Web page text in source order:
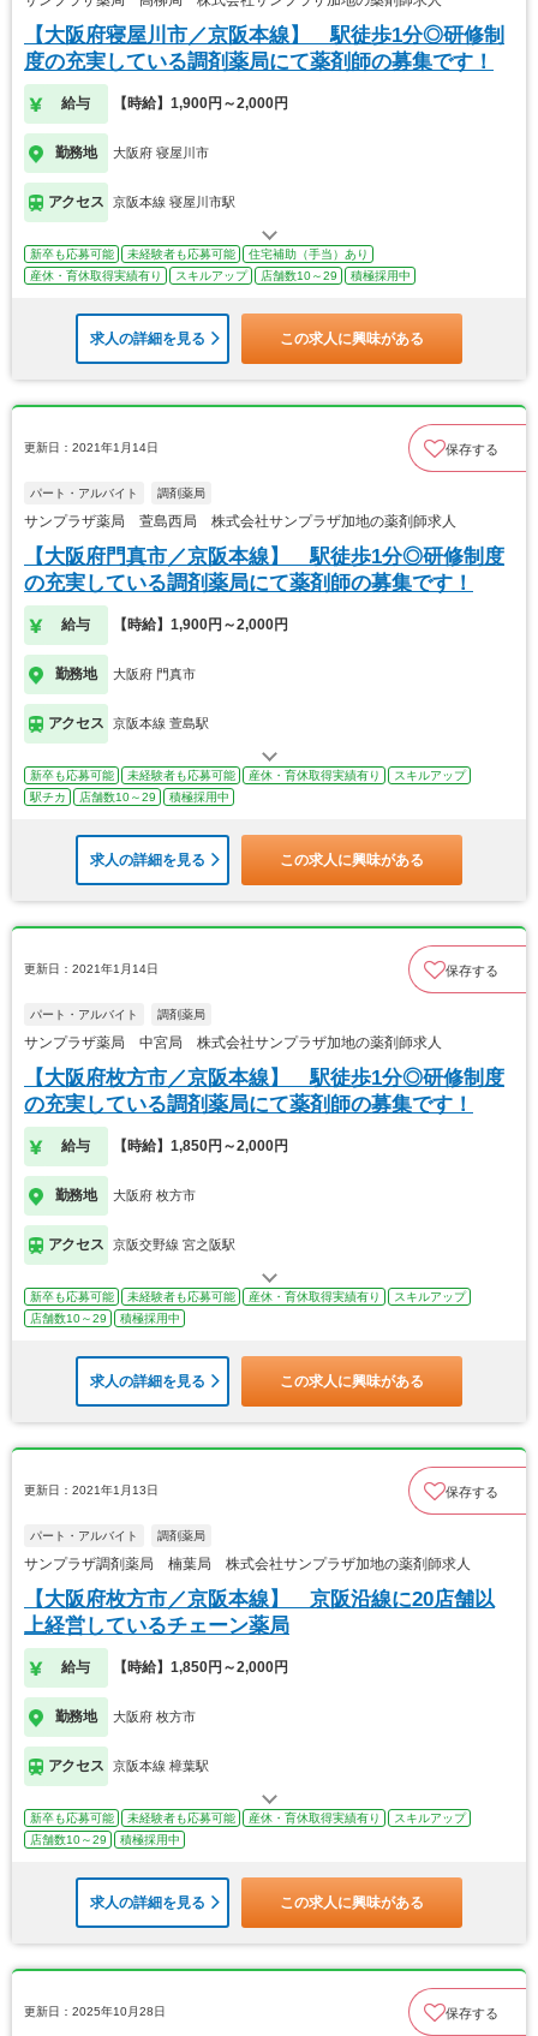
【大阪府寝屋川市／京阪本線】 駅徒歩1分◎研修制
度の充実している調剤薬局にて薬剤師の募集です！
給与 【時給】1,900円～2,000円
勤務地 大阪府 寝屋川市
アクセス 京阪本線 寝屋川市駅
新卒も応募可能 未経験者も応募可能
住宅補助（手当）あり
産休・育休取得実績有り
スキルアップ 店舗数10～29 積極採用中
求人の詳細を見る この求人に興味がある
更新日：2021年1月14日 保存する
パート・アルバイト 調剤薬局
サンプラザ薬局 萱島西局 株式会社サンプラザ加地の薬剤師求人
【大阪府門真市／京阪本線】 駅徒歩1分◎研修制度
の充実している調剤薬局にて薬剤師の募集です！
給与 【時給】1,900円～2,000円
勤務地 大阪府 門真市
アクセス 京阪本線 萱島駅
新卒も応募可能 未経験者も応募可能 産休・育休取得実績有り
スキルアップ
駅チカ
店舗数10～29 積極採用中
求人の詳細を見る この求人に興味がある
更新日：2021年1月14日 保存する
パート・アルバイト 調剤薬局
サンプラザ薬局 中宮局 株式会社サンプラザ加地の薬剤師求人
【大阪府枚方市／京阪本線】 駅徒歩1分◎研修制度
の充実している調剤薬局にて薬剤師の募集です！
給与 【時給】1,850円～2,000円
勤務地 大阪府 枚方市
アクセス 京阪交野線 宮之阪駅
新卒も応募可能 未経験者も応募可能 産休・育休取得実績有り
スキルアップ
店舗数10～29
積極採用中
求人の詳細を見る この求人に興味がある
更新日：2021年1月13日 保存する
パート・アルバイト 調剤薬局
サンプラザ調剤薬局 楠葉局 株式会社サンプラザ加地の薬剤師求人
【大阪府枚方市／京阪本線】 京阪沿線に20店舗以
上経営しているチェーン薬局
給与 【時給】1,850円～2,000円
勤務地 大阪府 枚方市
アクセス 京阪本線 樟葉駅
新卒も応募可能 未経験者も応募可能 産休・育休取得実績有り
スキルアップ
店舗数10～29
積極採用中
求人の詳細を見る この求人に興味がある
更新日：2025年10月28日 保存する